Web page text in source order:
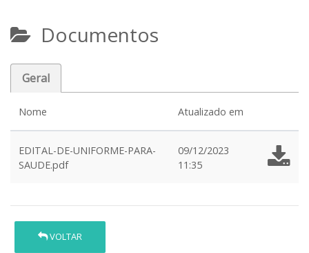
Documentos
Geral
Nome Atualizado em
EDITAL-DE-UNIFORME-PARA-
SAUDE.pdf
09/12/2023
11:35
VOLTAR